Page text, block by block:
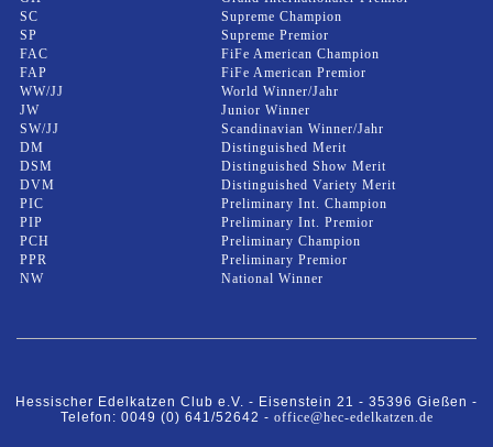
SC
Supreme Champion
SP
Supreme Premior
FAC
FiFe American Champion
FAP
FiFe American Premior
WW/JJ
World Winner/Jahr
JW
Junior Winner
SW/JJ
Scandinavian Winner/Jahr
DM
Distinguished Merit
DSM
Distinguished Show Merit
DVM
Distinguished Variety Merit
PIC
Preliminary Int. Champion
PIP
Preliminary Int. Premior
PCH
Preliminary Champion
PPR
Preliminary Premior
NW
National Winner
Hessischer Edelkatzen Club e.V. - Eisenstein 21 - 35396 Gießen -
Telefon: 0049 (0) 641/52642 - office@hec-edelkatzen.de